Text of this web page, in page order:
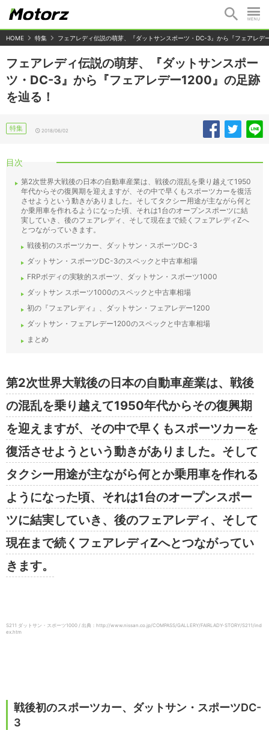
HOME 特集 フェアレディ伝説の萌芽、『ダットサンスポーツ・DC-3』から『フェアレデ
フェアレディ伝説の萌芽、『ダットサンスポー
ツ・DC-3』から『フェアレデー1200』の足跡
を辿る！
特集 2018/06/02
目次
第2次世界大戦後の日本の自動車産業は、戦後の混乱を乗り越えて1950
年代からその復興期を迎えますが、その中で早くもスポーツカーを復活
させようという動きがありました。そしてタクシー用途が主ながら何と
か乗用車を作れるようになった頃、それは1台のオープンスポーツに結
実していき、後のフェアレディ、そして現在まで続くフェアレディZへ
とつながっていきます。
戦後初のスポーツカー、ダットサン・スポーツDC-3
ダットサン・スポーツDC-3のスペックと中古車相場
FRPボディの実験的スポーツ、ダットサン・スポーツ1000
ダットサン スポーツ1000のスペックと中古車相場
初の『フェアレディ』、ダットサン・フェアレデー1200
ダットサン・フェアレデー1200のスペックと中古車相場
まとめ
第2次世界大戦後の日本の自動車産業は、戦後
の混乱を乗り越えて1950年代からその復興期
を迎えますが、その中で早くもスポーツカーを
復活させようという動きがありました。そして
タクシー用途が主ながら何とか乗用車を作れる
ようになった頃、それは1台のオープンスポー
ツに結実していき、後のフェアレディ、そして
現在まで続くフェアレディZへとつながってい
きます。
S211 ダットサン・スポーツ1000 / 出典：http://www.nissan.co.jp/COMPASS/GALLERY/FAIRLADY-STORY/S211/ind
ex.htm
戦後初のスポーツカー、ダットサン・スポーツDC-
3